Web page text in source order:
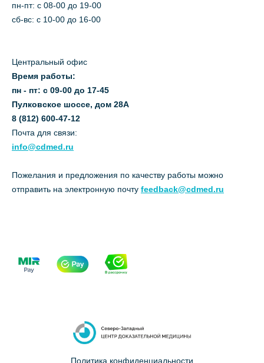
пн-пт: c 08-00 до 19-00
сб-вс: с 10-00 до 16-00
Центральный офис
Время работы:
пн - пт: с 09-00 до 17-45
Пулковское шоссе, дом 28А
8 (812) 600-47-12
Почта для связи:
info@cdmed.ru
Пожелания и предложения по качеству работы можно
отправить на электронную почту feedback@cdmed.ru
Политика конфиденциальности